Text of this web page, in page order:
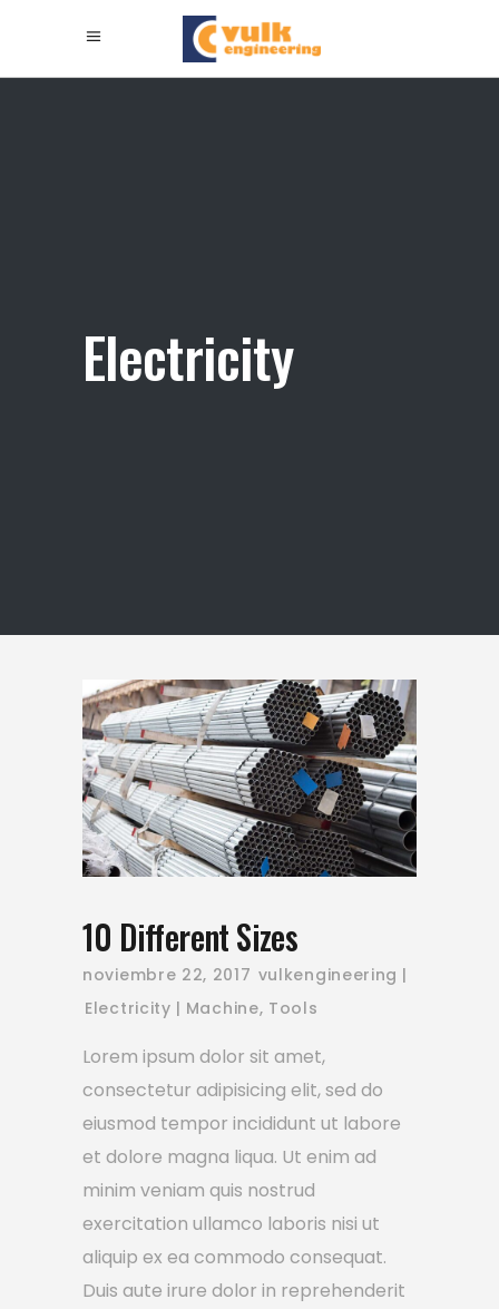
Electricity
10 Different Sizes
noviembre 22, 2017 vulkengineering
Electricity
Machine, Tools
Lorem ipsum dolor sit amet,
consectetur adipisicing elit, sed do
eiusmod tempor incididunt ut labore
et dolore magna liqua. Ut enim ad
minim veniam quis nostrud
exercitation ullamco laboris nisi ut
aliquip ex ea commodo consequat.
Duis aute irure dolor in reprehenderit